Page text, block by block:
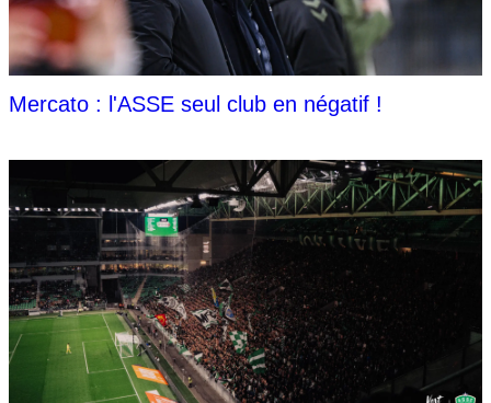
Mercato : l'ASSE seul club en négatif !